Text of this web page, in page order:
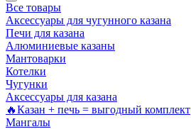
Все товары
Аксессуары для чугунного казана
Печи для казана
Алюминиевые казаны
Мантоварки
Котелки
Чугунки
Аксессуары для казана
🔥Казан + печь = выгодный комплект
Мангалы